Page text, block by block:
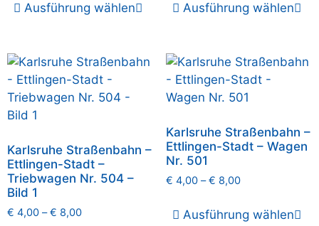
Ausführung wählen Ausführung wählen
Karlsruhe Straßenbahn –
Ettlingen-Stadt –
Triebwagen Nr. 504 –
Bild 1
€ 4,00 –€ 8,00
Karlsruhe Straßenbahn –
Ettlingen-Stadt – Wagen
Nr. 501
€ 4,00–€ 8,00
Ausführung wählen